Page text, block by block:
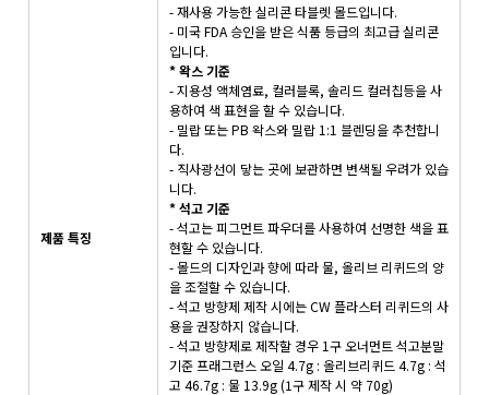
제품 특징
- 재사용 가능한 실리콘 타블렛 몰드입니다.
- 미국 FDA 승인을 받은 식품 등급의 최고급 실리콘
입니다.
* 왁스 기준
- 지용성 액체염료, 컬러블록, 솔리드 컬러칩등을 사
용하여 색 표현을 할 수 있습니다.
- 밀랍 또는 PB 왁스와 밀랍 1:1 블렌딩을 추천합니
다.
- 직사광선이 닿는 곳에 보관하면 변색될 우려가 있습
니다.
* 석고 기준
- 석고는 피그먼트 파우더를 사용하여 선명한 색을 표
현할 수 있습니다.
- 몰드의 디자인과 향에 따라 물, 올리브 리퀴드의 양
을 조절할 수 있습니다.
- 석고 방향제 제작 시에는 CW 플라스터 리퀴드의 사
용을 권장하지 않습니다.
- 석고 방향제로 제작할 경우 1구 오너먼트 석고분말
기준 프래그런스 오일 4.7g : 올리브리퀴드 4.7g : 석
고 46.7g : 물 13.9g (1구 제작 시 약 70g)